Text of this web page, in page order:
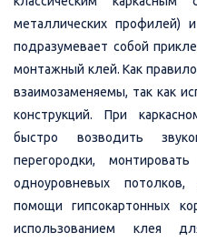
металлических профилей)
подразумевает собой
монтажный клей. Как
взаимозаменяемы, так как
конструкций. При
быстро возводить
перегородки,
одноуровневых
помощи гипсокартонных
использованием клея